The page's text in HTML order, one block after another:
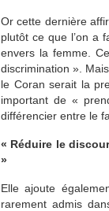
Or cette dernière
plutôt ce que l’on a
envers la femme.
discrimination ».
le Coran serait la
important de «
différencier entre le
« Réduire le
»
Elle ajoute
rarement admis